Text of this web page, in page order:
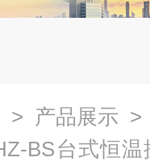
> 产品展示
BS台式恒温